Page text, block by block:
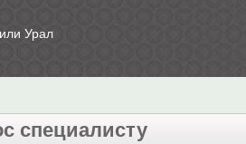
Урал
специалисту